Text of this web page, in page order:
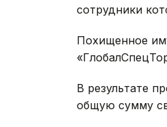
сотрудники
Похищенное
В результате
общую сумму